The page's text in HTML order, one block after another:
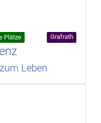
Plätze Grafrath
Leben